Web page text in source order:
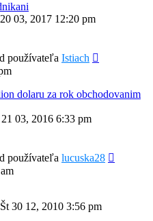
03, 2017 12:20 pm
používateľa Istiach
dolaru za rok obchodovanim
03, 2016 6:33 pm
používateľa lucuska28
Št 30 12, 2010 3:56 pm